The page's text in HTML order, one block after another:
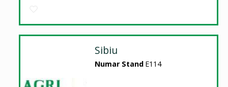
Sibiu
Numar Stand E114